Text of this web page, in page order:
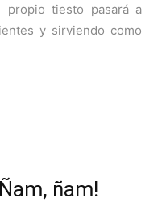
tiesto pasará a
y sirviendo como
ñam!